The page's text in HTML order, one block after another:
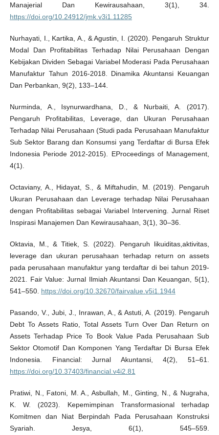
Manajerial Dan Kewirausahaan, 3(1), 34.
https://doi.org/10.24912/jmk.v3i1.11285
Nurhayati, I., Kartika, A., & Agustin, I. (2020). Pengaruh Struktur
Modal Dan Profitabilitas Terhadap Nilai Perusahaan Dengan
Kebijakan Dividen Sebagai Variabel Moderasi Pada Perusahaan
Manufaktur Tahun 2016-2018. Dinamika Akuntansi Keuangan
Dan Perbankan, 9(2), 133–144.
Nurminda, A., Isynurwardhana, D., & Nurbaiti, A. (2017).
Pengaruh Profitabilitas, Leverage, dan Ukuran Perusahaan
Terhadap Nilai Perusahaan (Studi pada Perusahaan Manufaktur
Sub Sektor Barang dan Konsumsi yang Terdaftar di Bursa Efek
Indonesia Periode 2012-2015). EProceedings of Management,
4(1).
Octaviany, A., Hidayat, S., & Miftahudin, M. (2019). Pengaruh
Ukuran Perusahaan dan Leverage terhadap Nilai Perusahaan
dengan Profitabilitas sebagai Variabel Intervening. Jurnal Riset
Inspirasi Manajemen Dan Kewirausahaan, 3(1), 30–36.
Oktavia, M., & Titiek, S. (2022). Pengaruh likuiditas,aktivitas,
leverage dan ukuran perusahaan terhadap return on assets
pada perusahaan manufaktur yang terdaftar di bei tahun 2019-
2021. Fair Value: Jurnal Ilmiah Akuntansi Dan Keuangan, 5(1),
541–550. https://doi.org/10.32670/fairvalue.v5i1.1944
Pasando, V., Jubi, J., Inrawan, A., & Astuti, A. (2019). Pengaruh
Debt To Assets Ratio, Total Assets Turn Over Dan Return on
Assets Terhadap Price To Book Value Pada Perusahaan Sub
Sektor Otomotif Dan Komponen Yang Terdaftar Di Bursa Efek
Indonesia. Financial: Jurnal Akuntansi, 4(2), 51–61.
https://doi.org/10.37403/financial.v4i2.81
Pratiwi, N., Fatoni, M. A., Asbullah, M., Ginting, N., & Nugraha,
K. W. (2023). Kepemimpinan Transformasional terhadap
Komitmen dan Niat Berpindah Pada Perusahaan Konstruksi
Syariah. Jesya, 6(1), 545–559.